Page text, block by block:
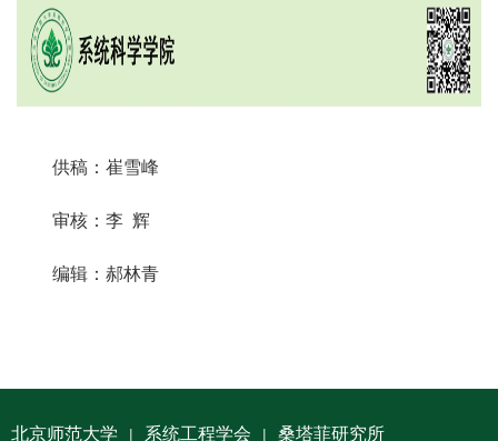
供稿：崔雪峰
审核：李 辉
编辑：郝林青
北京师范大学 | 系统工程学会 | 桑塔菲研究所